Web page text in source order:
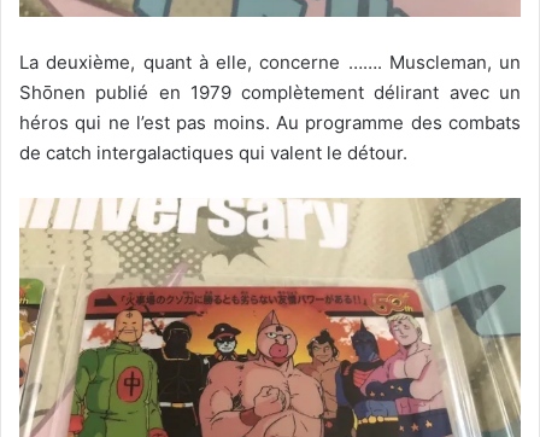
La deuxième, quant à elle, concerne ……. Muscleman, un
Shōnen publié en 1979 complètement délirant avec un
héros qui ne l’est pas moins. Au programme des combats
de catch intergalactiques qui valent le détour.